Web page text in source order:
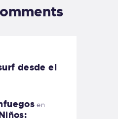
desde el
en